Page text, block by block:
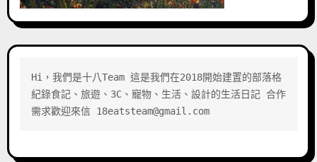
Hi，我們是十八Team 這是我們在2018開始建置的部落格
紀錄食記、旅遊、3C、寵物、生活、設計的生活日記 合作
需求歡迎來信 18eatsteam@gmail.com